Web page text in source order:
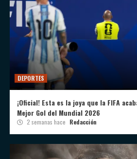
DEPORTES
¡Oficial! Esta es la joya que la FIFA
Mejor Gol del Mundial 2026
2 semanas hace Redacción